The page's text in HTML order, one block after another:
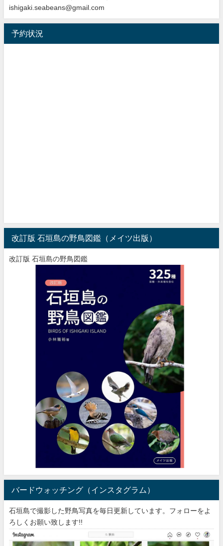
ishigaki.seabeans@gmail.com
予約状況
改訂版 石垣島の野鳥図鑑（メイツ出版）
改訂版 石垣島の野鳥図鑑
バードウォッチング（インスタグラム）
石垣島で撮影した野鳥写真を毎日更新しています。フォローをよ
ろしくお願い致します!!